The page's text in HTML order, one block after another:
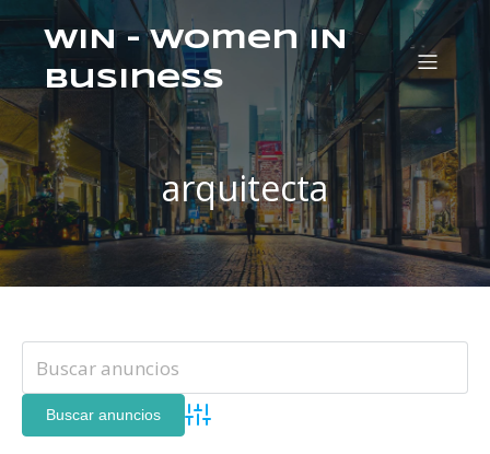
WIN – Women IN
Business
arquitecta
Búsqueda avanzada